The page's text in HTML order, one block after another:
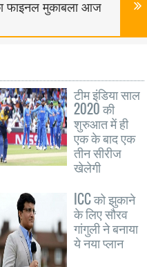
फाइनल मुकाबला आज
टीम इंडिया साल
2020 की
शुरुआत में ही
एक के बाद एक
तीन सीरीज
खेलेगी
ICC को झुकाने
के लिए सौरव
गांगुली ने बनाया
ये नया प्लान